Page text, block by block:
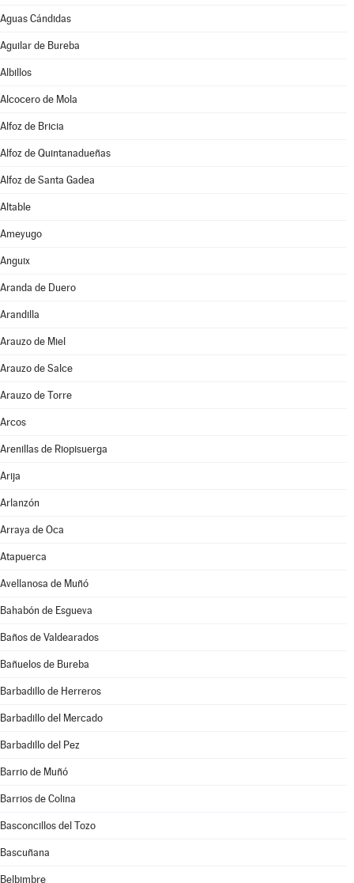
Aguas Cándidas
Aguilar de Bureba
Albillos
Alcocero de Mola
Alfoz de Bricia
Alfoz de Quintanadueñas
Alfoz de Santa Gadea
Altable
Ameyugo
Anguix
Aranda de Duero
Arandilla
Arauzo de Miel
Arauzo de Salce
Arauzo de Torre
Arcos
Arenillas de Riopisuerga
Arija
Arlanzón
Arraya de Oca
Atapuerca
Avellanosa de Muñó
Bahabón de Esgueva
Baños de Valdearados
Bañuelos de Bureba
Barbadillo de Herreros
Barbadillo del Mercado
Barbadillo del Pez
Barrio de Muñó
Barrios de Colina
Basconcillos del Tozo
Bascuñana
Belbimbre